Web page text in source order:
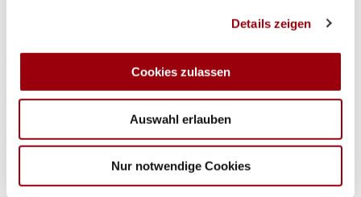
personalisieren, Funktionen für soziale Medien anbieten
soziale Medien, Werbung und Analysen weiter. Unsere
Partner führen diese Informationen möglicherweise mit
weiteren Daten zusammen, die Sie ihnen bereitgestellt
haben oder die sie im Rahmen Ihrer Nutzung der Dienste
Details zeigen
Cookies zulassen
Auswahl erlauben
Nur notwendige Cookies